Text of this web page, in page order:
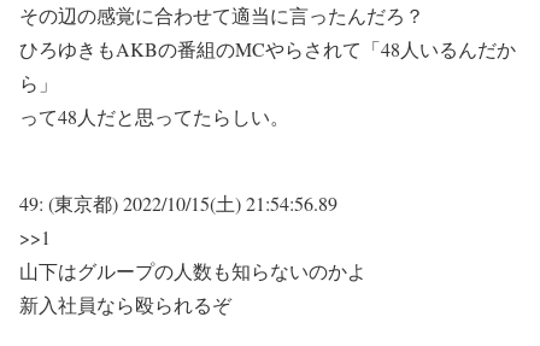
その辺の感覚に合わせて適当に言ったんだろ？
ひろゆきもAKBの番組のMCやらされて「48人いるんだか
ら」
って48人だと思ってたらしい。
49: (東京都)2022/10/15(土) 21:54:56.89
>>1
山下はグループの人数も知らないのかよ
新入社員なら殴られるぞ